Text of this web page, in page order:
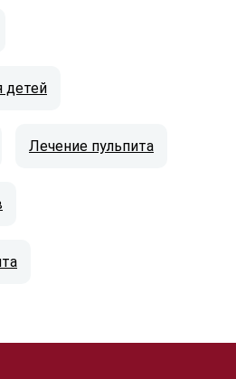
детей
Лечение пульпита